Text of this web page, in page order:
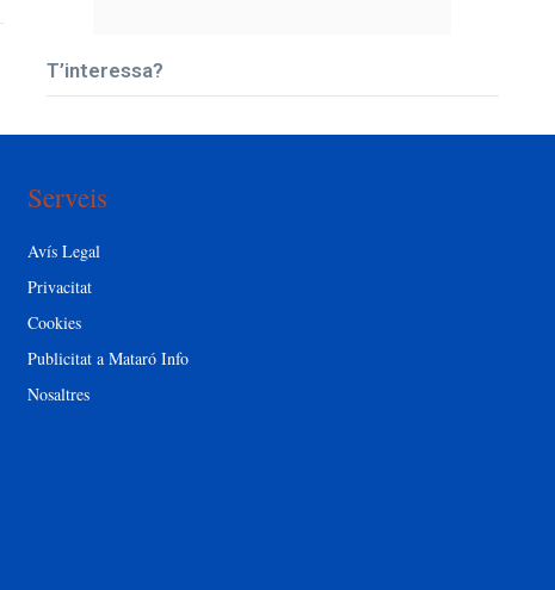
T’interessa?
Serveis
Avís Legal
Privacitat
Cookies
Publicitat a Mataró Info
Nosaltres